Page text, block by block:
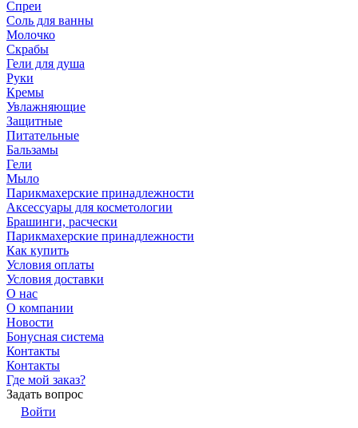
Спреи
Соль для ванны
Молочко
Скрабы
Гели для душа
Руки
Кремы
Увлажняющие
Защитные
Питательные
Бальзамы
Гели
Мыло
Парикмахерские принадлежности
Аксессуары для косметологии
Брашинги, расчески
Парикмахерские принадлежности
Как купить
Условия оплаты
Условия доставки
О нас
О компании
Новости
Бонусная система
Контакты
Контакты
Где мой заказ?
Задать вопрос
Войти